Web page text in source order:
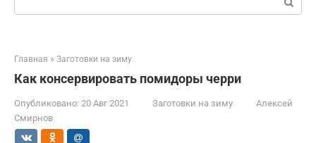
Главная » Заготовки на зиму
Как консервировать помидоры черри
Опубликовано: 20 Авг 2021 Заготовки на зиму
Алексей
Смирнов